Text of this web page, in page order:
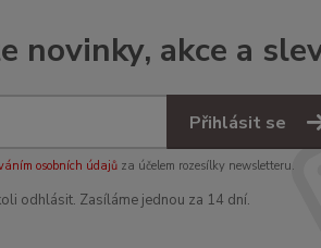
novinky, akce a
Přihlásit se
osobních údajůza účelem rozesílky newsletteru.
odhlásit. Zasíláme jednou za 14 dní.